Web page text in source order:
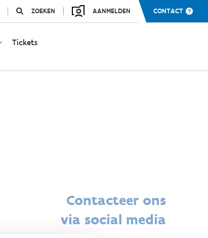
ZOEKEN AANMELDEN CONTACT
Tickets
Contacteer ons
via social media